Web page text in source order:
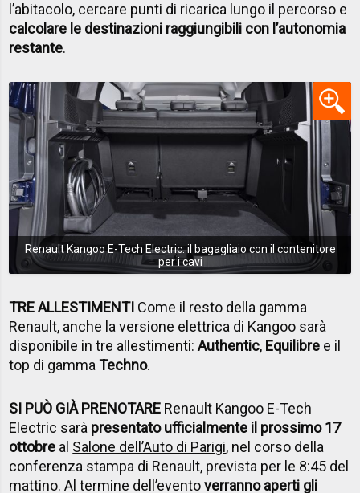
l’abitacolo, cercare punti di ricarica lungo il percorso e
calcolare le destinazioni raggiungibili con l’autonomia
restante.
Renault Kangoo E-Tech Electric: il bagagliaio con il contenitore
per i cavi
TRE ALLESTIMENTI Come il resto della gamma
Renault, anche la versione elettrica di Kangoo sarà
disponibile in tre allestimenti:Authentic, Equilibre e il
top di gammaTechno.
SI PUÒ GIÀ PRENOTARE Renault Kangoo E-Tech
Electric sarà presentato ufficialmente il prossimo 17
ottobre al Salone dell’Auto di Parigi, nel corso della
conferenza stampa di Renault, prevista per le 8:45 del
mattino. Al termine dell’eventoverranno aperti gli